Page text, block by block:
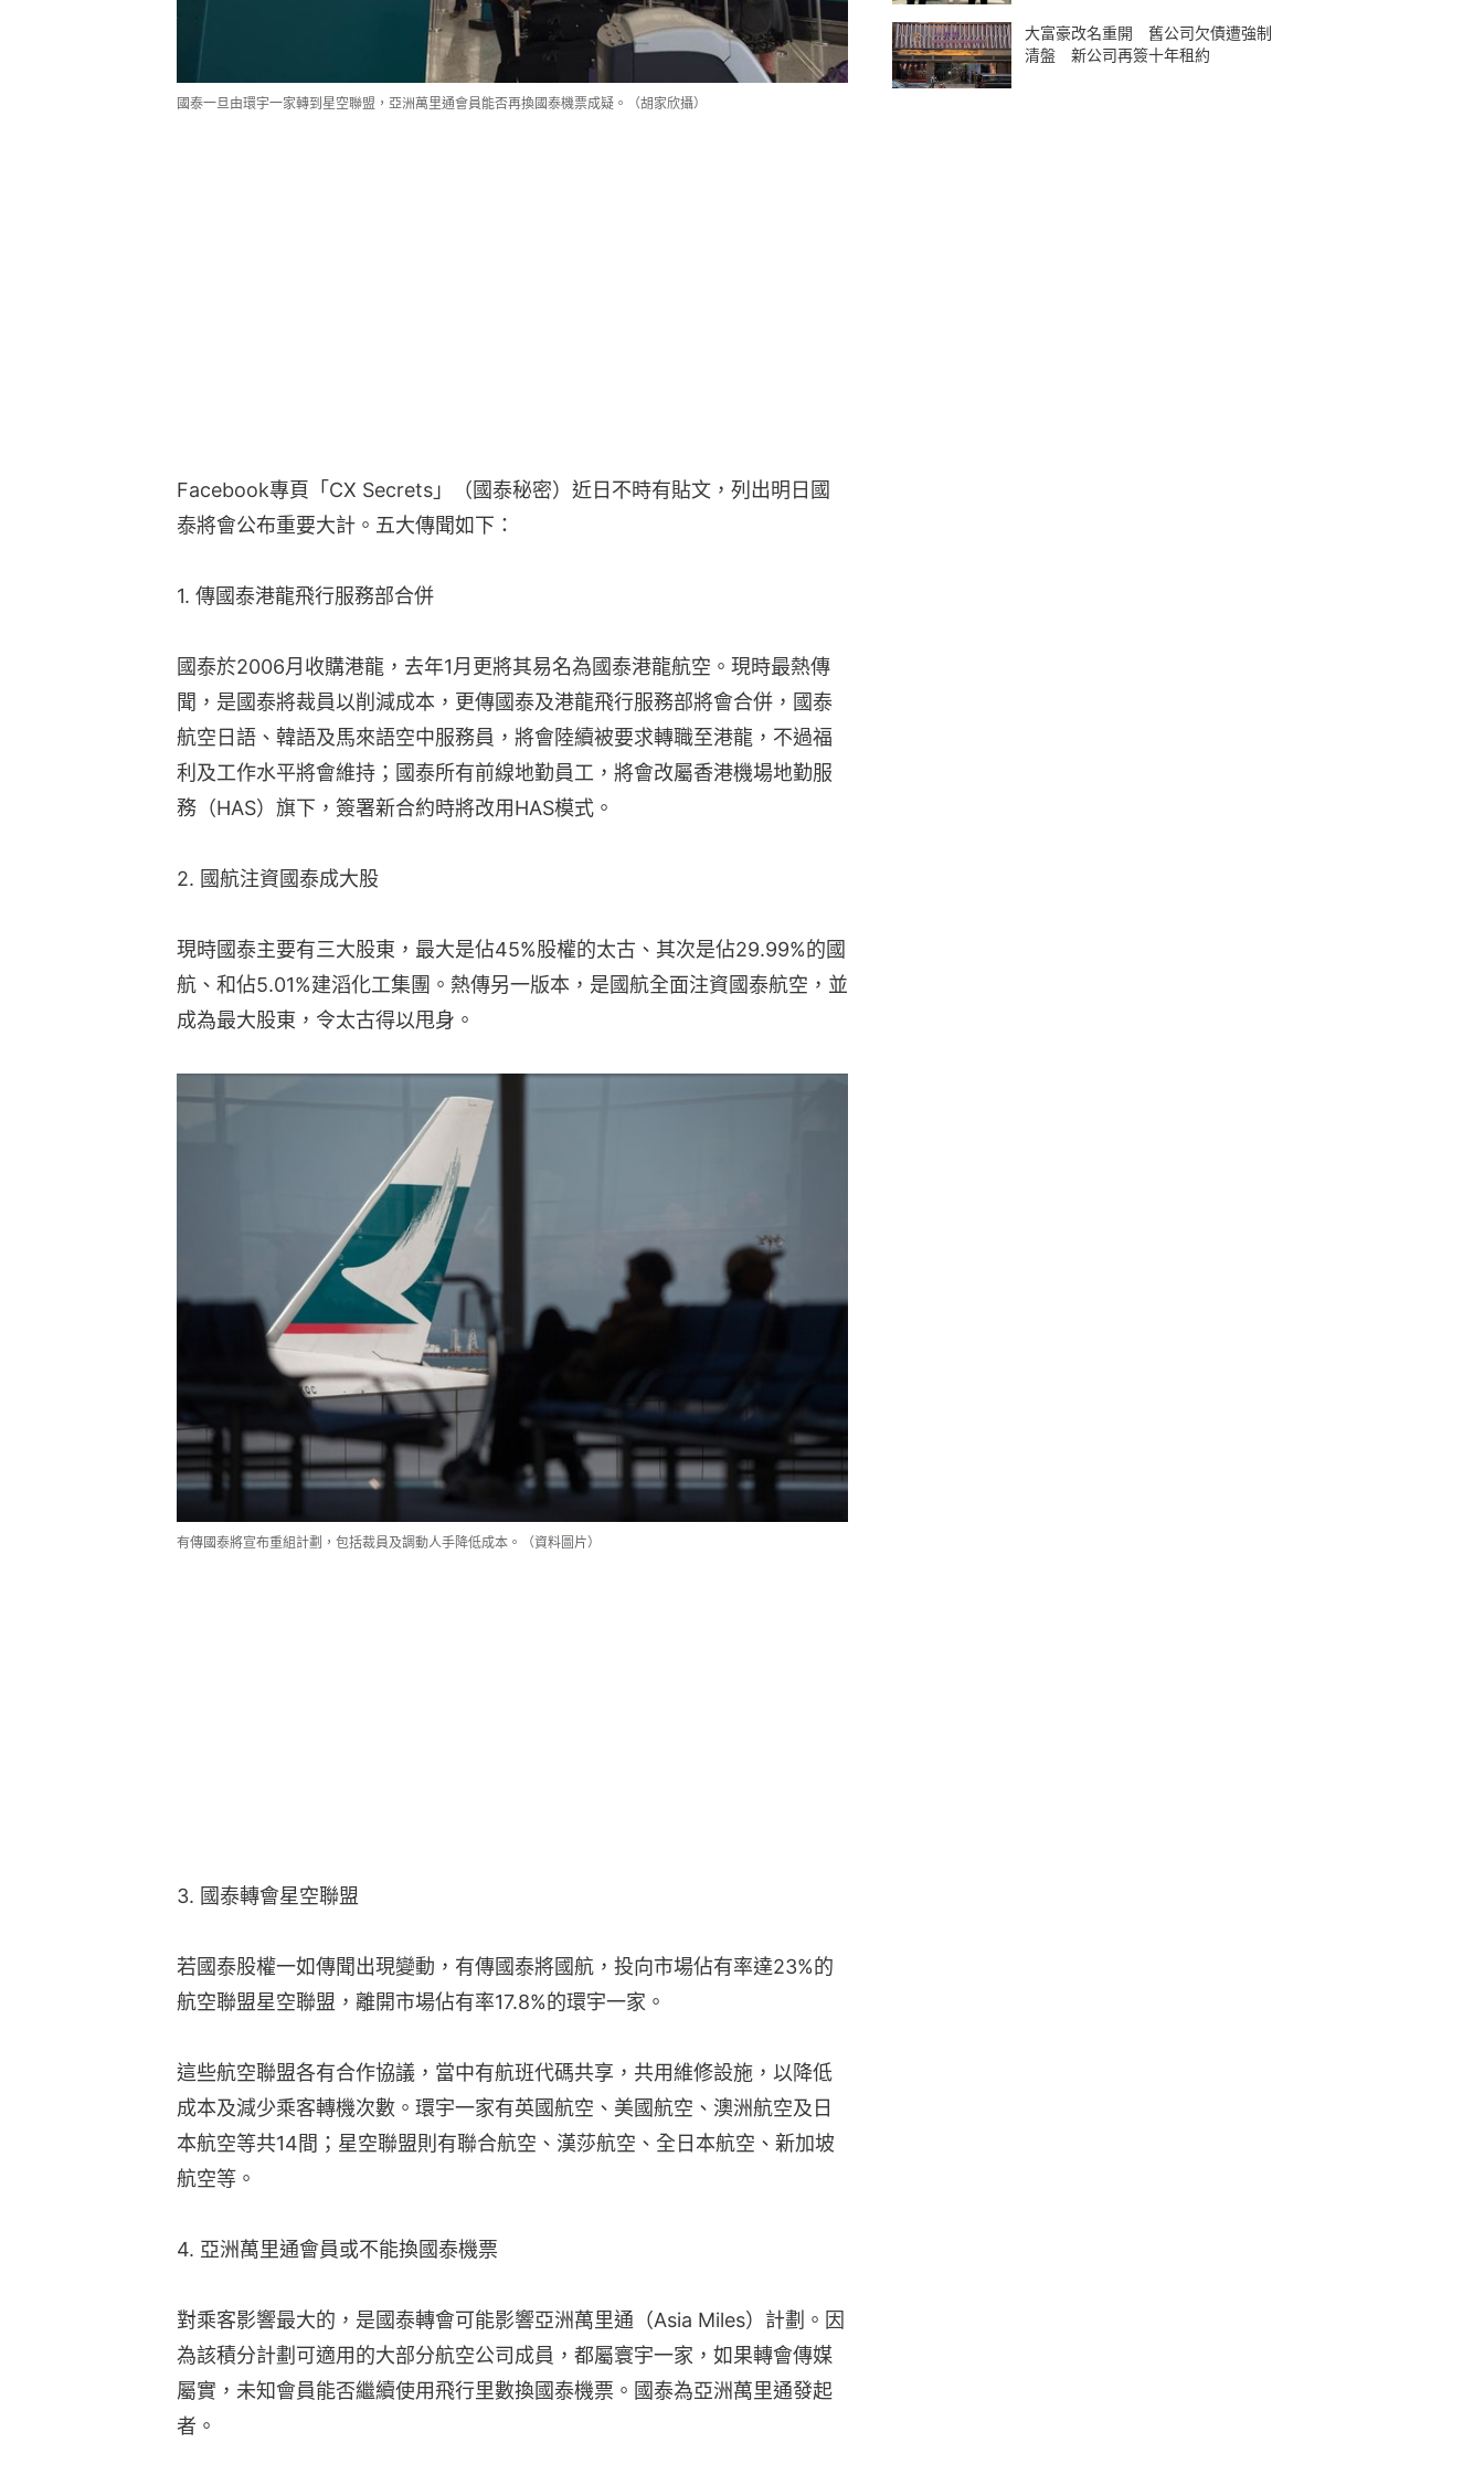
國泰一旦由環宇一家轉到星空聯盟，亞洲萬里通會員能否再換國泰機票成疑。（胡家欣攝）
Facebook專頁「CX Secrets」（國泰秘密）近日不時有貼文，列出明日國
泰將會公布重要大計。五大傳聞如下：
1. 傳國泰港龍飛行服務部合併
國泰於2006月收購港龍，去年1月更將其易名為國泰港龍航空。現時最熱傳
聞，是國泰將裁員以削減成本，更傳國泰及港龍飛行服務部將會合併，國泰
航空日語、韓語及馬來語空中服務員，將會陸續被要求轉職至港龍，不過福
利及工作水平將會維持；國泰所有前線地勤員工，將會改屬香港機場地勤服
務（HAS）旗下，簽署新合約時將改用HAS模式。
2. 國航注資國泰成大股
現時國泰主要有三大股東，最大是佔45%股權的太古、其次是佔29.99%的國
航、和佔5.01%建滔化工集團。熱傳另一版本，是國航全面注資國泰航空，並
成為最大股東，令太古得以甩身。
有傳國泰將宣布重組計劃，包括裁員及調動人手降低成本。（資料圖片）
3. 國泰轉會星空聯盟
若國泰股權一如傳聞出現變動，有傳國泰將國航，投向市場佔有率達23%的
航空聯盟星空聯盟，離開市場佔有率17.8%的環宇一家。
這些航空聯盟各有合作協議，當中有航班代碼共享，共用維修設施，以降低
成本及減少乘客轉機次數。環宇一家有英國航空、美國航空、澳洲航空及日
本航空等共14間；星空聯盟則有聯合航空、漢莎航空、全日本航空、新加坡
航空等。
4. 亞洲萬里通會員或不能換國泰機票
對乘客影響最大的，是國泰轉會可能影響亞洲萬里通（Asia Miles）計劃。因
為該積分計劃可適用的大部分航空公司成員，都屬寰宇一家，如果轉會傳媒
屬實，未知會員能否繼續使用飛行里數換國泰機票。國泰為亞洲萬里通發起
者。
大富豪改名重開 舊公司欠債遭強制
清盤 新公司再簽十年租約